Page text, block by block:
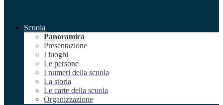
Scuola
Panoramica
Presentazione
I luoghi
Le persone
I numeri della scuola
La storia
Le carte della scuola
Organizzazione